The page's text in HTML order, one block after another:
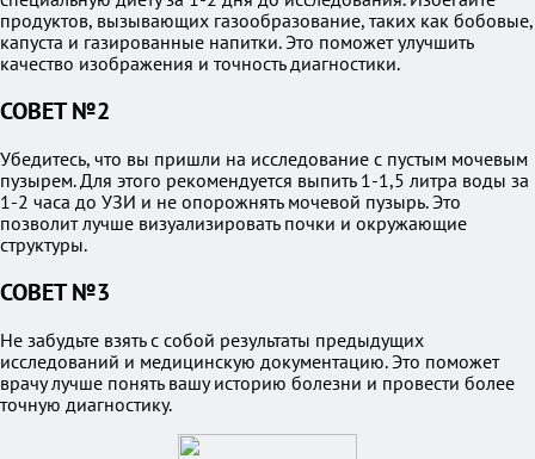
продуктов, вызывающих газообразование, таких как бобовые,
капуста и газированные напитки. Это поможет улучшить
качество изображения и точность диагностики.
СОВЕТ №2
Убедитесь, что вы пришли на исследование с пустым мочевым
пузырем. Для этого рекомендуется выпить 1-1,5 литра воды за
1-2 часа до УЗИ и не опорожнять мочевой пузырь. Это
позволит лучше визуализировать почки и окружающие
структуры.
СОВЕТ №3
Не забудьте взять с собой результаты предыдущих
исследований и медицинскую документацию. Это поможет
врачу лучше понять вашу историю болезни и провести более
точную диагностику.